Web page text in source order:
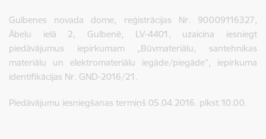
Gulbenes novada dome, reģistrācijas Nr. 90009116327,
Ābeļu ielā 2, Gulbenē, LV-4401, uzaicina iesniegt
piedāvājumus iepirkumam „Būvmateriālu, santehnikas
materiālu un elektromateriālu iegāde/piegāde”, iepirkuma
identifikācijas Nr. GND-2016/21.
Piedāvājumu iesniegšanas termiņš 05.04.2016. plkst.10.00.